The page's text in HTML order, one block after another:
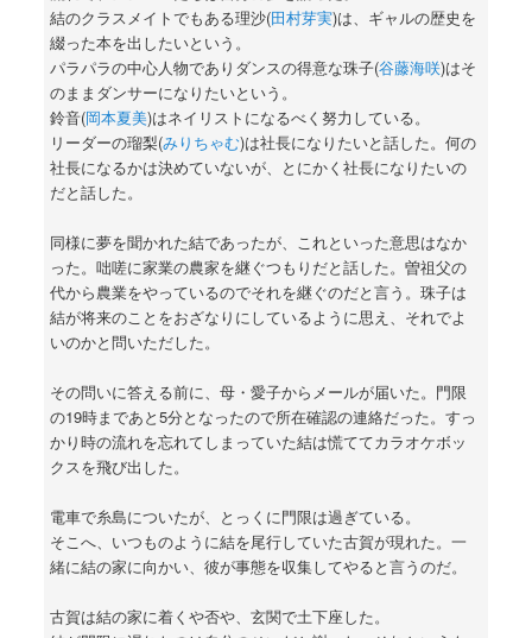
結のクラスメイトでもある理沙(田村芽実)は、ギャルの歴史を
綴った本を出したいという。
パラパラの中心人物でありダンスの得意な珠子(谷藤海咲)はそ
のままダンサーになりたいという。
鈴音(岡本夏美)はネイリストになるべく努力している。
リーダーの瑠梨(みりちゃむ)は社長になりたいと話した。何の
社長になるかは決めていないが、とにかく社長になりたいの
だと話した。
同様に夢を聞かれた結であったが、これといった意思はなか
った。咄嗟に家業の農家を継ぐつもりだと話した。曽祖父の
代から農業をやっているのでそれを継ぐのだと言う。珠子は
結が将来のことをおざなりにしているように思え、それでよ
いのかと問いただした。
その問いに答える前に、母・愛子からメールが届いた。門限
の19時まであと5分となったので所在確認の連絡だった。すっ
かり時の流れを忘れてしまっていた結は慌ててカラオケボッ
クスを飛び出した。
電車で糸島についたが、とっくに門限は過ぎている。
そこへ、いつものように結を尾行していた古賀が現れた。一
緒に結の家に向かい、彼が事態を収集してやると言うのだ。
古賀は結の家に着くや否や、玄関で土下座した。